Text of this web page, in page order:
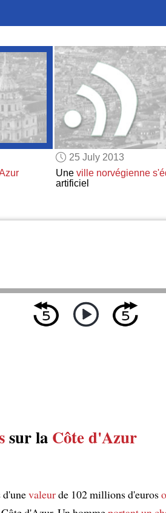
25 July 2013
Une ville norvégienne
artificiel
sur la Côte d'Azur
valeurde 102 millions d'euros